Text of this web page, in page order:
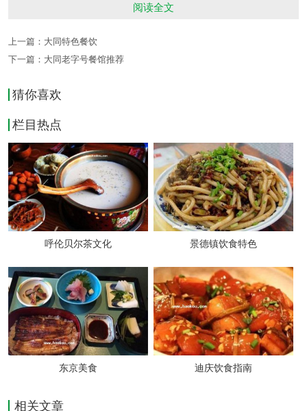
地址: 新开南路3号
电话: 0352-2033222
推荐：大同面食
怀仁羊杂手擀面
地址: 东关市妇产医院对面
推荐：羊杂手擀面
兔头一条街
地址: 帅府街（一条街）
阅读全文
上一篇： 大同特色餐饮
下一篇： 大同老字号餐馆推荐
猜你喜欢
栏目热点
呼伦贝尔茶文化 景德镇饮食特色
东京美食 迪庆饮食指南
相关文章